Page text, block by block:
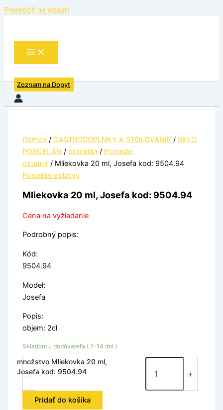
Preskočiť na obsah
Zoznam na Dopyt
Domov / GASTRODOPLNKY A STOLOVANIE / SKLO,
PORCELÁN / procelán / Porcelán
ostatný / Mliekovka 20 ml, Josefa kod: 9504.94
Porcelán ostatný
Mliekovka 20 ml, Josefa kod: 9504.94
Cena na vyžiadanie
Podrobný popis:
Kód:
9504.94
Model:
Josefa
Popis:
objem: 2cl
Skladom u dodávateľa ( 7-14 dní )
-
množstvo Mliekovka 20 ml,
Josefa kod: 9504.94
+
Pridať do košíka